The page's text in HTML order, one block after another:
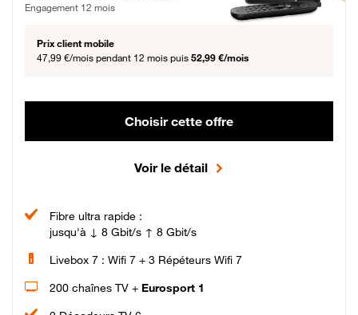
Engagement 12 mois
Prix client mobile
47,99 €/mois pendant 12 mois puis 52,99 €/mois
Choisir cette offre
Voir le détail
Fibre ultra rapide :
jusqu'à ↓ 8 Gbit/s ↑ 8 Gbit/s
Livebox 7 : Wifi 7 + 3 Répéteurs Wifi 7
200 chaînes TV + Eurosport 1